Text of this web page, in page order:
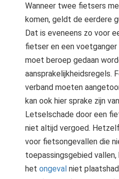
Wanneer twee fietsers
komen, geldt de eerdere
Dat is eveneens zo voor
fietser en een voetganger
moet beroep gedaan
aansprakelijkheidsregels.
verband moeten
kan ook hier sprake zijn
Letselschade door een
niet altijd vergoed.
voor fietsongevallen die
toepassingsgebied
het ongeval niet